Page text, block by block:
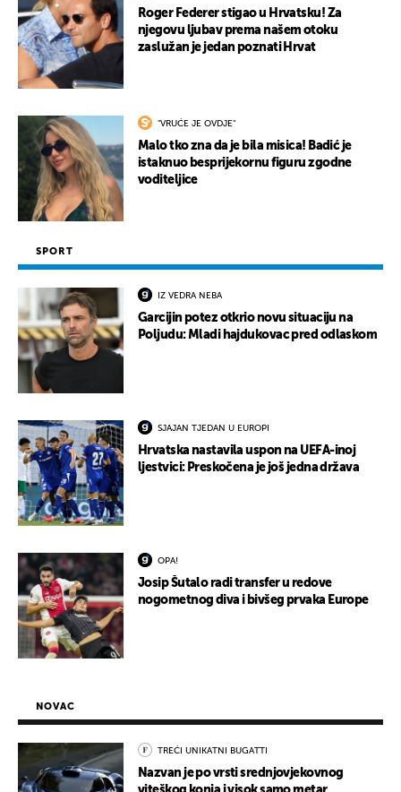
Roger Federer stigao u Hrvatsku! Za
njegovu ljubav prema našem otoku
zaslužan je jedan poznati Hrvat
"VRUĆE JE OVDJE"
Malo tko zna da je bila misica! Badić je
istaknuo besprijekornu figuru zgodne
voditeljice
SPORT
IZ VEDRA NEBA
Garcijin potez otkrio novu situaciju na
Poljudu: Mladi hajdukovac pred odlaskom
SJAJAN TJEDAN U EUROPI
Hrvatska nastavila uspon na UEFA-inoj
ljestvici: Preskočena je još jedna država
OPA!
Josip Šutalo radi transfer u redove
nogometnog diva i bivšeg prvaka Europe
NOVAC
TREĆI UNIKATNI BUGATTI
Nazvan je po vrsti srednjovjekovnog